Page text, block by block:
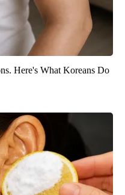
Here's What Koreans Do